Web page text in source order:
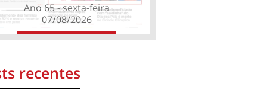
Ano 65 - sexta-feira
07/08/2026
recentes